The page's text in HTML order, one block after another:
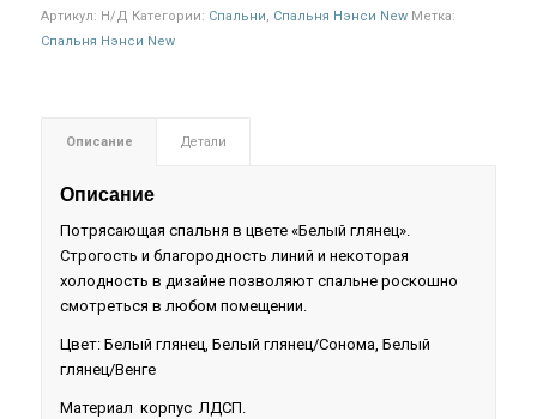
Артикул: Н/Д Категории: Спальни, Спальня Нэнси New Метка:
Спальня Нэнси New
Описание Детали
Описание
Потрясающая спальня в цвете «Белый глянец».
Строгость и благородность линий и некоторая
холодность в дизайне позволяют спальне роскошно
смотреться в любом помещении.
Цвет: Белый глянец, Белый глянец/Сонома, Белый
глянец/Венге
Материал корпус ЛДСП.